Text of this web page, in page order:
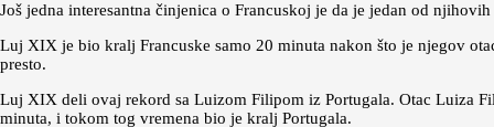
Još jedna interesantna činjenica o Francuskoj je da je jedan od
Luj XIX je bio kralj Francuske samo 20 minuta nakon što je njegov
presto.
Luj XIX deli ovaj rekord sa Luizom Filipom iz Portugala. Otac Luiza
minuta, i tokom tog vremena bio je kralj Portugala.